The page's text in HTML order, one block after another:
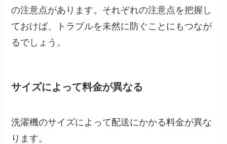
の注意点があります。それぞれの注意点を把握し
ておけば、トラブルを未然に防ぐことにもつなが
るでしょう。
サイズによって料金が異なる
洗濯機のサイズによって配送にかかる料金が異な
ります。